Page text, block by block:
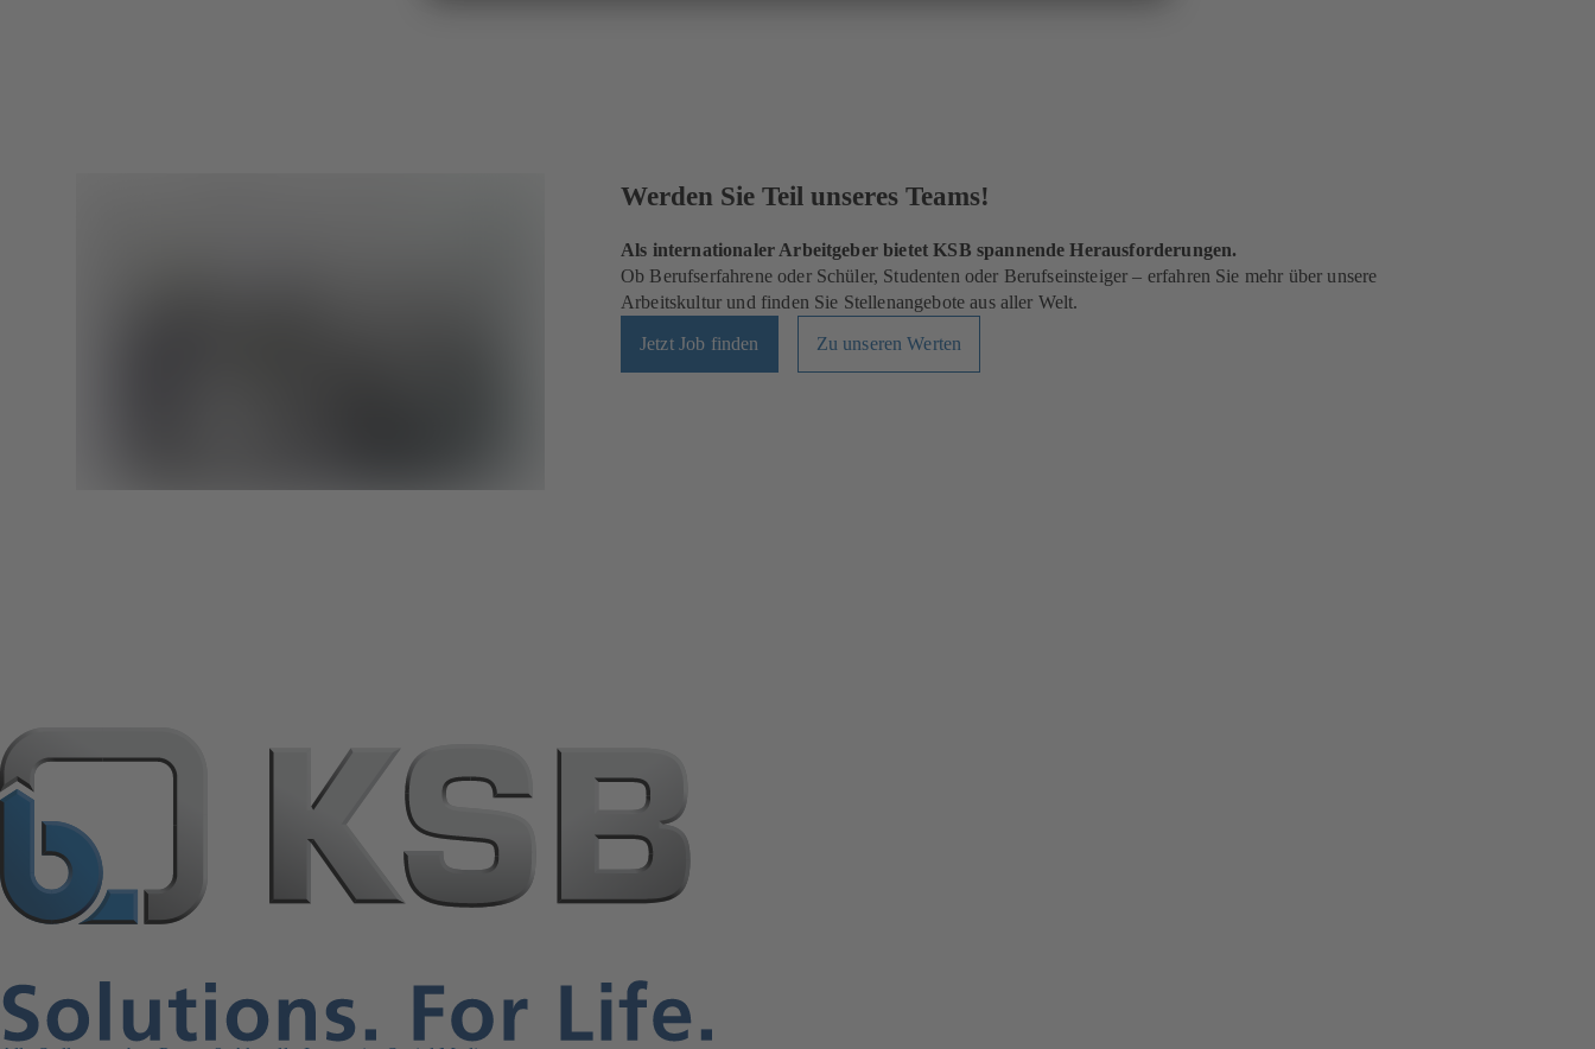
Werden Sie Teil unseres Teams!
Als internationaler Arbeitgeber bietet KSB spannende Herausforderungen.
Ob Berufserfahrene oder Schüler, Studenten oder Berufseinsteiger – erfahren Sie mehr über unsere
Arbeitskultur und finden Sie Stellenangebote aus aller Welt.
Jetzt Job finden Zu unseren Werten